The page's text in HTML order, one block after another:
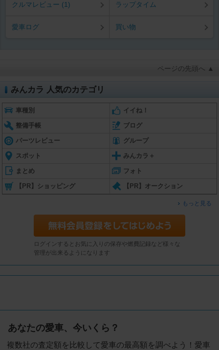
クルマレビュー (1) ラップタイム
愛車ログ 買い物
ページの先頭へ ▲
みんカラ 人気のカテゴリ
車種別 イイね！
整備手帳 ブログ
パーツレビュー グループ
スポット みんカラ＋
まとめ フォト
【PR】ショッピング 【PR】オークション
もっと見る
ログインするとお気に入りの保存や燃費記録など様々な
管理が出来るようになります
あなたの愛車、今いくら？
複数社の査定額を比較して愛車の最高額を調べよう！愛車